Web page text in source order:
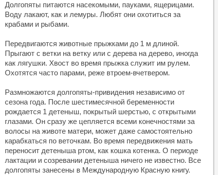
Долгопяты питаются насекомыми, пауками, ящерицами.
Воду лакают, как и лемуры. Любят они охотиться за
крабами и рыбами.
Передвигаются животные прыжками до 1 м длиной.
Прыгают с ветки на ветку или с дерева на дерево, иногда
как лягушки. Хвост во время прыжка служит им рулем.
Охотятся часто парами, реже втроем-вчетвером.
Размножаются долгопяты-привидения независимо от
сезона года. После шестимесячной беременности
рождается 1 детеныш, покрытый шерстью, с открытыми
глазами. Он сразу же цепляется всеми конечностями за
волосы на животе матери, может даже самостоятельно
карабкаться по веточкам. Во время передвижения мать
переносит детеныша ртом, как кошка котенка. О периоде
лактации и созревании детеныша ничего не известно. Все
долгопяты занесены в Международную Красную книгу.